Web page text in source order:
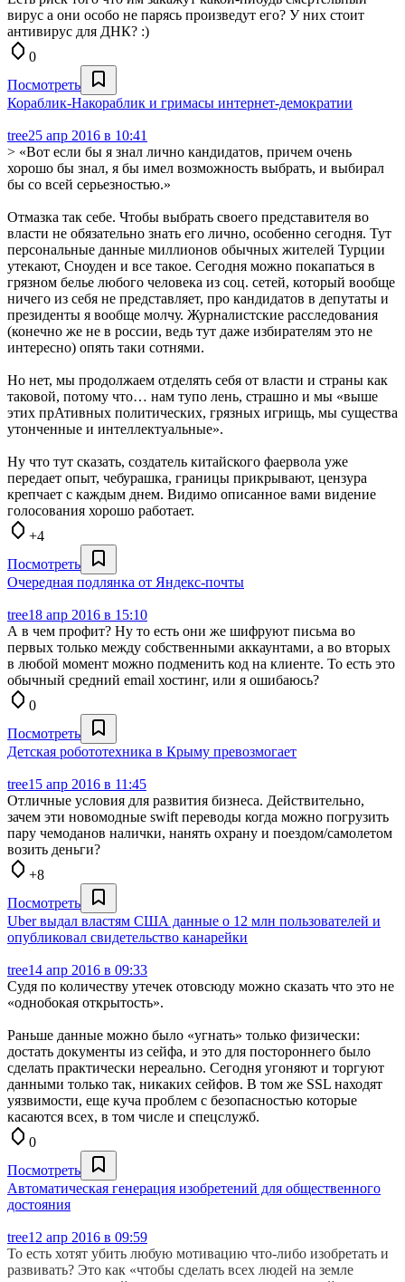
вирус а они особо не парясь произведут его? У них стоит
антивирус для ДНК? :)
0
Посмотреть
Кораблик-Накораблик и гримасы интернет-демократии
tree25 апр 2016 в 10:41
> «Вот если бы я знал лично кандидатов, причем очень
хорошо бы знал, я бы имел возможность выбрать, и выбирал
бы со всей серьезностью.»
Отмазка так себе. Чтобы выбрать своего представителя во
власти не обязательно знать его лично, особенно сегодня. Тут
персональные данные миллионов обычных жителей Турции
утекают, Сноуден и все такое. Сегодня можно покапаться в
грязном белье любого человека из соц. сетей, который вообще
ничего из себя не представляет, про кандидатов в депутаты и
президенты я вообще молчу. Журналистские расследования
(конечно же не в россии, ведь тут даже избирателям это не
интересно) опять таки сотнями.
Но нет, мы продолжаем отделять себя от власти и страны как
таковой, потому что… нам тупо лень, страшно и мы «выше
этих прАтивных политических, грязных игрищь, мы существа
утонченные и интеллектуальные».
Ну что тут сказать, создатель китайского фаервола уже
передает опыт, чебурашка, границы прикрывают, цензура
крепчает с каждым днем. Видимо описанное вами видение
голосования хорошо работает.
+4
Посмотреть
Очередная подлянка от Яндекс-почты
tree18 апр 2016 в 15:10
А в чем профит? Ну то есть они же шифруют письма во
первых только между собственными аккаунтами, а во вторых
в любой момент можно подменить код на клиенте. То есть это
обычный средний email хостинг, или я ошибаюсь?
0
Посмотреть
Детская робототехника в Крыму превозмогает
tree15 апр 2016 в 11:45
Отличные условия для развития бизнеса. Действительно,
зачем эти новомодные swift переводы когда можно погрузить
пару чемоданов налички, нанять охрану и поездом/самолетом
возить деньги?
+8
Посмотреть
Uber выдал властям США данные о 12 млн пользователей и
опубликовал свидетельство канарейки
tree14 апр 2016 в 09:33
Судя по количеству утечек отовсюду можно сказать что это не
«однобокая открытость».
Раньше данные можно было «угнать» только физически:
достать документы из сейфа, и это для постороннего было
сделать практически нереально. Сегодня угоняют и торгуют
данными только так, никаких сейфов. В том же SSL находят
уязвимости, еще куча проблем с безопасностью которые
касаются всех, в том числе и спецслужб.
0
Посмотреть
Автоматическая генерация изобретений для общественного
достояния
tree12 апр 2016 в 09:59
То есть хотят убить любую мотивацию что-либо изобретать и
развивать? Это как «чтобы сделать всех людей на земле